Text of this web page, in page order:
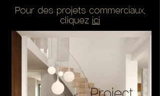
Pour des projets commerciaux,
cliquez ici